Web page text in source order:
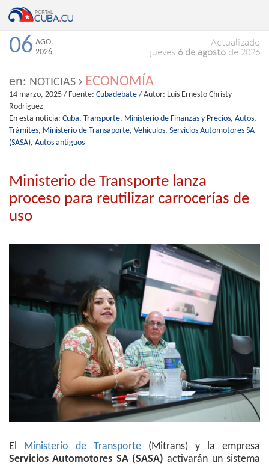
06 AGO.
2026
Actualizado
jueves 6 de agosto de 2026
en: NOTICIAS ECONOMÍA
14 marzo, 2025 / Fuente: Cubadebate / Autor: Luis Ernesto Christy
Rodríguez
En esta noticia: Cuba, Transporte, Ministerio de Finanzas y Precios, Autos,
Trámites, Ministerio de Transaporte, Vehículos, Servicios Automotores SA
(SASA), Autos antiguos
Ministerio de Transporte lanza
proceso para reutilizar carrocerías de
uso
El Ministerio de Transporte (Mitrans) y la empresa
Servicios Automotores SA (SASA)activarán un sistema